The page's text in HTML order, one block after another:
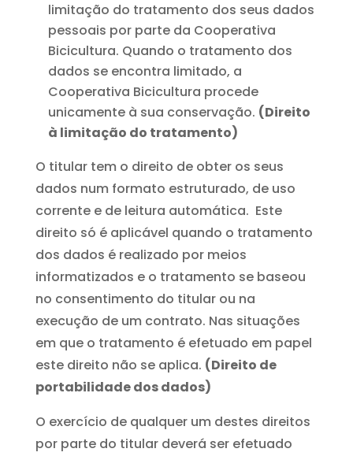
limitação do tratamento dos seus dados
pessoais por parte da Cooperativa
Bicicultura. Quando o tratamento dos
dados se encontra limitado, a
Cooperativa Bicicultura procede
unicamente à sua conservação. (Direito
à limitação do tratamento)
O titular tem o direito de obter os seus
dados num formato estruturado, de uso
corrente e de leitura automática. Este
direito só é aplicável quando o tratamento
dos dados é realizado por meios
informatizados e o tratamento se baseou
no consentimento do titular ou na
execução de um contrato. Nas situações
em que o tratamento é efetuado em papel
este direito não se aplica. (Direito de
portabilidade dos dados)
O exercício de qualquer um destes direitos
por parte do titular deverá ser efetuado